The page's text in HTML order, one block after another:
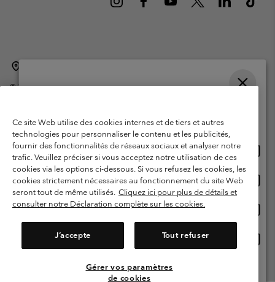
©2026Columbia Sportswear International Sarl. Avenue des Morgines, 12
Garanties Légales
Politique de confidentialité
Conditions d'utilisation - Membres
Conditions D'utilisation - Contenu généré par l'utilisateur
Impressum
Cookies
Ce site Web utilise des cookies internes et de tiers et autres
technologies pour personnaliser le contenu et les publicités,
fournir des fonctionnalités de réseaux sociaux et analyser notre
trafic. Veuillez préciser si vous acceptez notre utilisation de ces
cookies via les options ci-dessous. Si vous refusez les cookies, les
cookies strictement nécessaires au fonctionnement du site Web
seront tout de même utilisés. Cliquez ici pour plus de détails et
consulter notre Déclaration complète sur les cookies.
J’accepte Tout refuser
Gérer vos paramètres
de cookies
Achats en ligne disponibles
United States
ligne
Belgium-English
ligne
Belgium-Français
ligne
Belgium-Dutch
Voir Tous Les Pays